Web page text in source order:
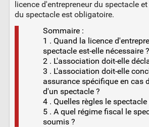
licence d'entrepreneur du spectacle
du spectacle est obligatoire.
Sommaire :
1 . Quand la licence
spectacle est-elle nécessaire ?
2 . L'association doit-elle
3 . L'association doit-elle
assurance spécifique en cas
d'un spectacle ?
4 . Quelles règles le
5 . A quel régime fiscal le
soumis ?